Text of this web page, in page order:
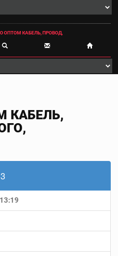
ОПТОМ КАБЕЛЬ, ПРОВОД,
КАБЕЛЬ,